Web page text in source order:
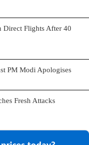
Direct Flights After 40
PM Modi Apologises
Fresh Attacks